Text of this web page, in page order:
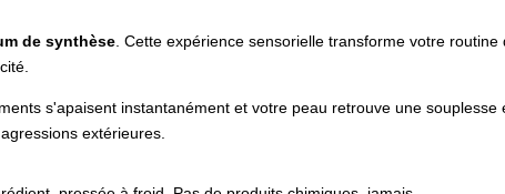
de synthèse. Cette expérience sensorielle transforme votre routine
s'apaisent instantanément et votre peau retrouve une souplesse
extérieures.